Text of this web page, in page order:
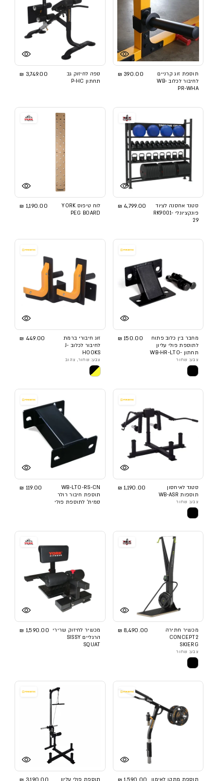
תוספת זוג קרניים
לחיבור לכלוב WB-
PR-WHA
390.00 ₪
ספה לחיזוק גב
תחתון P-HC
3,749.00 ₪
סטנד אחסנה לציוד
פונקציונלי RK9001-
29
4,799.00 ₪
לוח טיפוס YORK
PEG BOARD
1,190.00 ₪
מחבר בין כלוב פתוח
לתוספת פולי עליון
תחתון WB-HR-LTO-
CN
150.00 ₪
צבע: שחור
זוג חיבורי ברמת
לחיבור לכלוב J-
HOOKS
449.00 ₪
צבע: שחור, צהוב
סטנד לאיחסון
תוספות WB-ASR
1,190.00 ₪
צבע: שחור
WB-LTO-RS-CN
תוספת חיבור רולר
סמית' לתוספת פולי
119.00 ₪
מכשיר חתירה
CONCEPT2
SKIERG
8,490.00 ₪
צבע: שחור
מכשיר לחיזוק שרירי
הרגליים SISSY
SQUAT
1,590.00 ₪
תוספת מתקן לאימון תוספת פולי עליון